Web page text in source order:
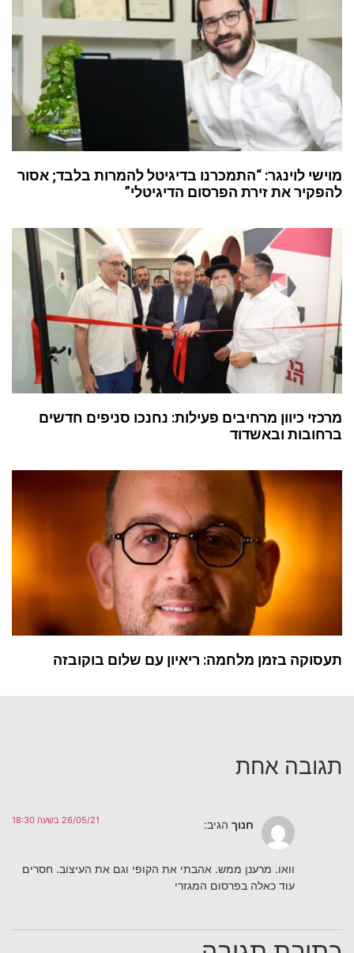
מוישי לוינגר: “התמכרנו בדיגיטל להמרות בלבד; אסור
להפקיר את זירת הפרסום הדיגיטלי”
מרכזי כיוון מרחיבים פעילות: נחנכו סניפים חדשים
ברחובות ובאשדוד
תעסוקה בזמן מלחמה: ריאיון עם שלום בוקובזה
תגובה אחת
חנוך הגיב: 26/05/21 בשעה 18:30
וואו. מרענן ממש. אהבתי את הקופי וגם את העיצוב. חסרים
עוד כאלה בפרסום המגזרי